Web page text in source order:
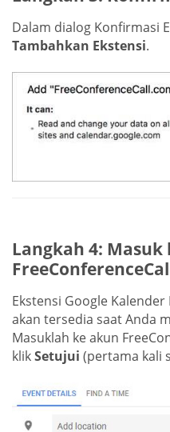
Dalam dialog Konfirmasi
Tambahkan Ekstensi.
Langkah 4: Masuk
Ekstensi Google
akan tersedia saat Anda
Masuklah ke akun
klikSetujui (pertama kali